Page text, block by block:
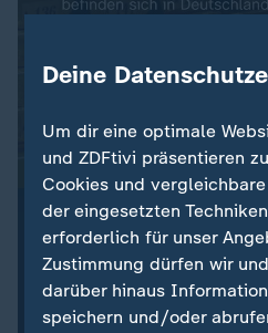
Deine
Um dir eine optimale
und ZDFtivi präsentieren
Cookies und
der eingesetzten
erforderlich für unser
Zustimmung dürfen wir
darüber hinaus
speichern und/oder